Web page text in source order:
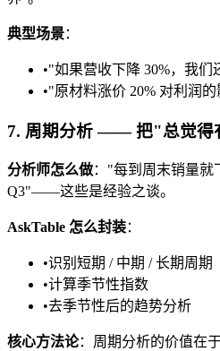
典型场景：
•"如果营收下降 30%，我们
•"原材料涨价 20% 对利润
7. 周期分析 —— 把"总觉得
分析师怎么做："每到周末销量
Q3"——这些是经验之谈。
AskTable 怎么封装：
•识别短期 / 中期 / 长期周期
•计算季节性指数
•去季节性后的趋势分析
核心方法论：周期分析的价值在